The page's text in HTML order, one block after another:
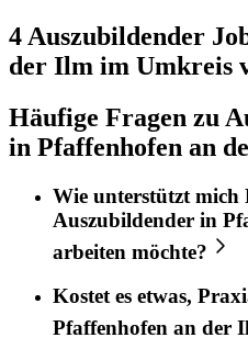
4 Auszubildender
der Ilm im Umkreis
Häufige Fragen zu
in Pfaffenhofen an
Wie unterstützt mich
Auszubildender in
arbeiten möchte?
Kostet es etwas,
Pfaffenhofen an der